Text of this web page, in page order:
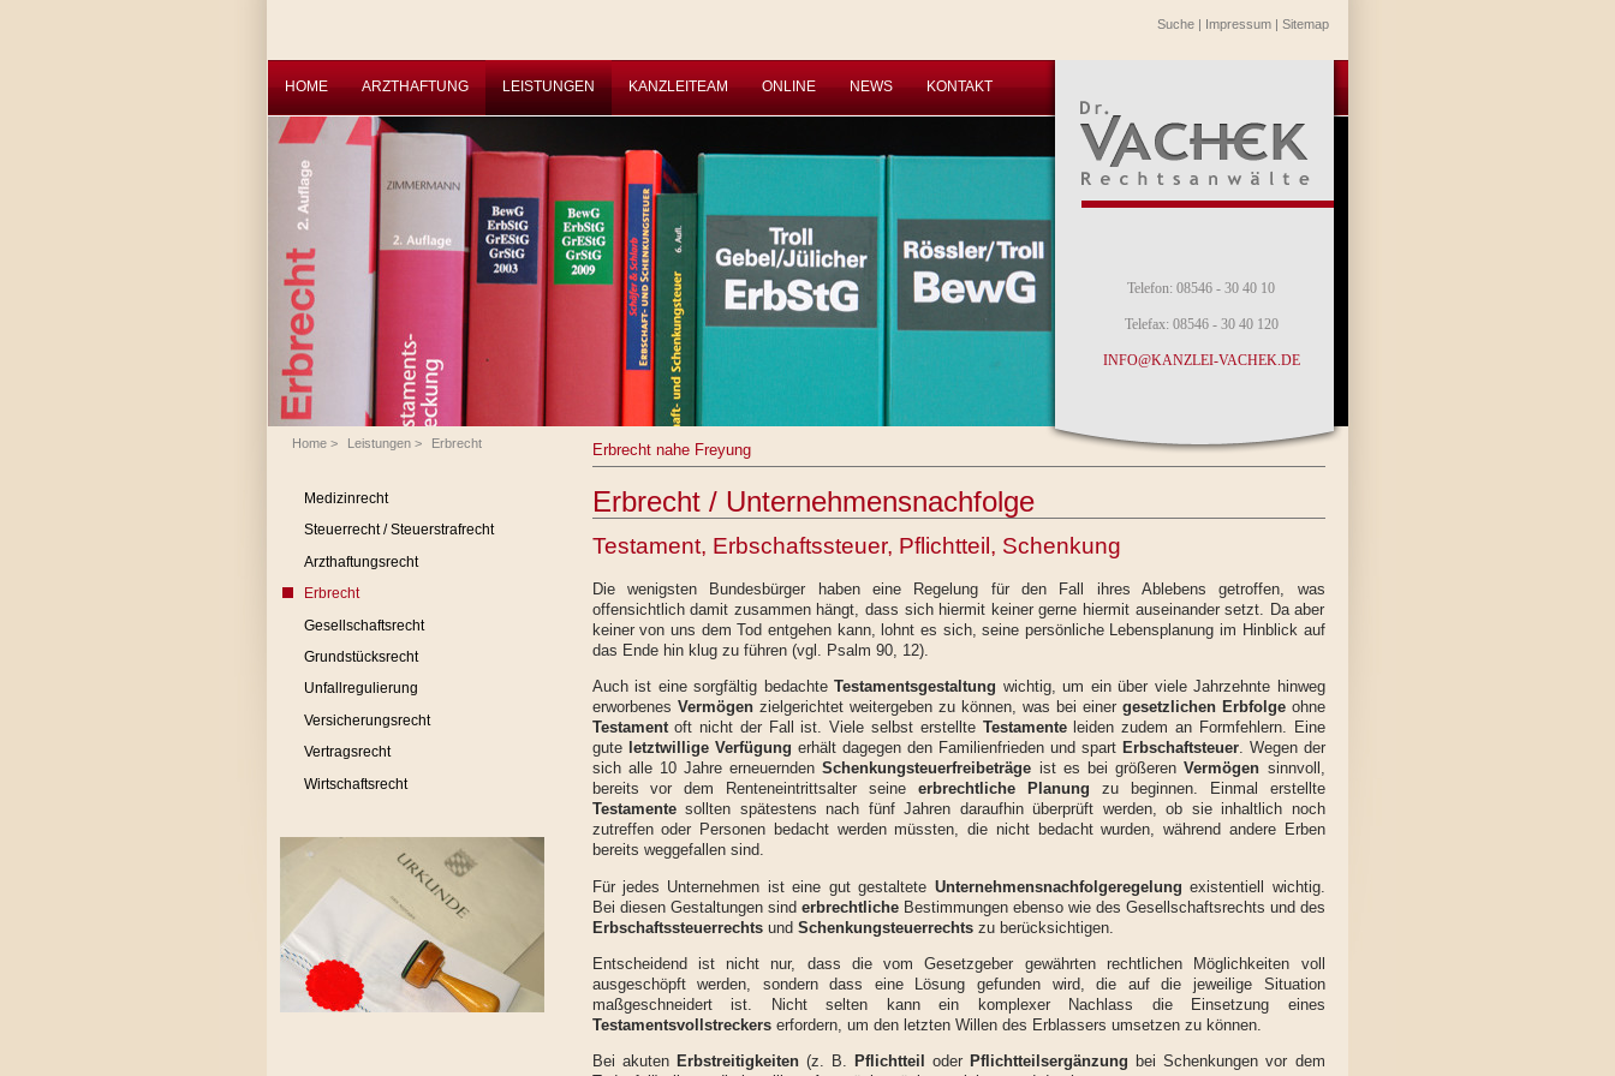
Suche| Impressum| Sitemap
HOME ARZTHAFTUNG LEISTUNGEN KANZLEITEAM ONLINE NEWS KONTAKT
Telefon: 08546 - 30 40 10
Telefax: 08546 - 30 40 120
INFO@KANZLEI-VACHEK.DE
Home> Leistungen> Erbrecht
Medizinrecht
Steuerrecht / Steuerstrafrecht
Arzthaftungsrecht
Erbrecht
Gesellschaftsrecht
Grundstücksrecht
Unfallregulierung
Versicherungsrecht
Vertragsrecht
Wirtschaftsrecht
Erbrecht nahe Freyung
Erbrecht / Unternehmensnachfolge
Testament, Erbschaftssteuer, Pflichtteil, Schenkung
Die wenigsten Bundesbürger haben eine Regelung für den Fall ihres Ablebens getroffen, was
offensichtlich damit zusammen hängt, dass sich hiermit keiner gerne hiermit auseinander setzt. Da aber
keiner von uns dem Tod entgehen kann, lohnt es sich, seine persönliche Lebensplanung im Hinblick auf
das Ende hin klug zu führen (vgl. Psalm 90, 12).
Auch ist eine sorgfältig bedachte Testamentsgestaltung wichtig, um ein über viele Jahrzehnte hinweg
erworbenes Vermögenzielgerichtet weitergeben zu können, was bei einer gesetzlichen Erbfolgeohne
Testamentoft nicht der Fall ist. Viele selbst erstellte Testamenteleiden zudem an Formfehlern. Eine
gute letztwillige Verfügung erhält dagegen den Familienfrieden und spart Erbschaftsteuer. Wegen der
sich alle 10 Jahre erneuerndenSchenkungsteuerfreibeträge ist es bei größerenVermögen sinnvoll,
bereits vor dem Renteneintrittsalter seine erbrechtliche Planung zu beginnen. Einmal erstellte
Testamentesollten spätestens nach fünf Jahren daraufhin überprüft werden, ob sie inhaltlich noch
zutreffen oder Personen bedacht werden müssten, die nicht bedacht wurden, während andere Erben
bereits weggefallen sind.
Für jedes Unternehmen ist eine gut gestaltete Unternehmensnachfolgeregelung existentiell wichtig.
Bei diesen Gestaltungen sind erbrechtlicheBestimmungen ebenso wie des Gesellschaftsrechts und des
Erbschaftssteuerrechtsund Schenkungsteuerrechtszu berücksichtigen.
Entscheidend ist nicht nur, dass die vom Gesetzgeber gewährten rechtlichen Möglichkeiten voll
ausgeschöpft werden, sondern dass eine Lösung gefunden wird, die auf die jeweilige Situation
maßgeschneidert ist. Nicht selten kann ein komplexer Nachlass die Einsetzung eines
Testamentsvollstreckerserfordern, um den letzten Willen des Erblassers umsetzen zu können.
Bei akuten Erbstreitigkeiten(z. B. Pflichtteil oder Pflichtteilsergänzung bei Schenkungen vor dem